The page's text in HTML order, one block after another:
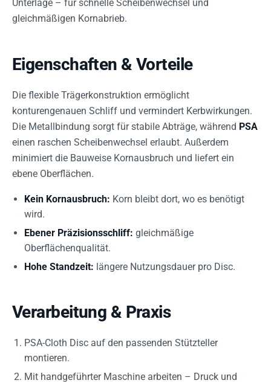
Unterlage – für schnelle Scheibenwechsel und
gleichmäßigen Kornabrieb.
Eigenschaften & Vorteile
Die flexible Trägerkonstruktion ermöglicht
konturengenauen Schliff und vermindert Kerbwirkungen.
Die Metallbindung sorgt für stabile Abträge, während PSA
einen raschen Scheibenwechsel erlaubt. Außerdem
minimiert die Bauweise Kornausbruch und liefert ein
ebene Oberflächen.
Kein Kornausbruch: Korn bleibt dort, wo es benötigt
wird.
Ebener Präzisionsschliff: gleichmäßige
Oberflächenqualität.
Hohe Standzeit: längere Nutzungsdauer pro Disc.
Verarbeitung & Praxis
PSA-Cloth Disc auf den passenden Stützteller
montieren.
Mit handgeführter Maschine arbeiten – Druck und